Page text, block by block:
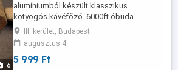
6
alumíniumból készült klasszikus
kotyogós kávéfőző. 6000ft óbuda
személyesen óbudán lakcimemen vagy
előre fizetés után mpl
csomagautomatába +3000ft 36 50
1048272
III. kerület, Budapest
augusztus 4
5 999 Ft